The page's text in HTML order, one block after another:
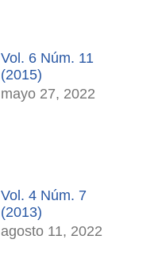
Vol. 6 Núm. 11
(2015)
mayo 27, 2022
Vol. 4 Núm. 7
(2013)
agosto 11, 2022